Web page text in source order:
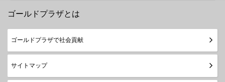
ゴールドプラザとは
ゴールドプラザで社会貢献
サイトマップ